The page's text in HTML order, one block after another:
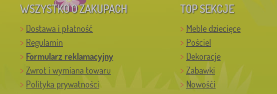
WSZYSTKO O ZAKUPACH
Dostawa i płatność
Regulamin
Formularz reklamacyjny
Zwrot i wymiana towaru
Polityka prywatności
TOP SEKCJE
Meble dziecięce
Pościel
Dekoracje
Zabawki
Nowośći